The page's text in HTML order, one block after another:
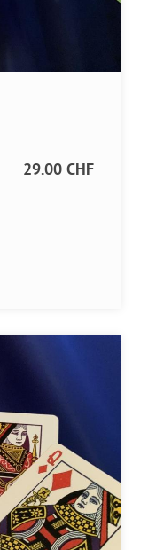
29.00 CHF